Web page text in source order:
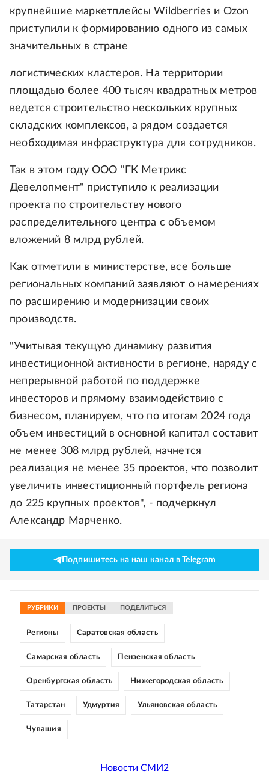
крупнейшие маркетплейсы Wildberries и Ozon
приступили к формированию одного из самых
значительных в стране
логистических кластеров. На территории
площадью более 400 тысяч квадратных метров
ведется строительство нескольких крупных
складских комплексов, а рядом создается
необходимая инфраструктура для сотрудников.
Так в этом году ООО "ГК Метрикс
Девелопмент" приступило к реализации
проекта по строительству нового
распределительного центра с объемом
вложений 8 млрд рублей.
Как отметили в министерстве, все больше
региональных компаний заявляют о намерениях
по расширению и модернизации своих
производств.
"Учитывая текущую динамику развития
инвестиционной активности в регионе, наряду с
непрерывной работой по поддержке
инвесторов и прямому взаимодействию с
бизнесом, планируем, что по итогам 2024 года
объем инвестиций в основной капитал составит
не менее 308 млрд рублей, начнется
реализация не менее 35 проектов, что позволит
увеличить инвестиционный портфель региона
до 225 крупных проектов", - подчеркнул
Александр Марченко.
Подпишитесь на наш канал в Telegram
РУБРИКИ ПРОЕКТЫ ПОДЕЛИТЬСЯ
Регионы Саратовская область
Самарская область Пензенская область
Оренбургская область Нижегородская область
Татарстан Удмуртия Ульяновская область
Чувашия
Новости СМИ2